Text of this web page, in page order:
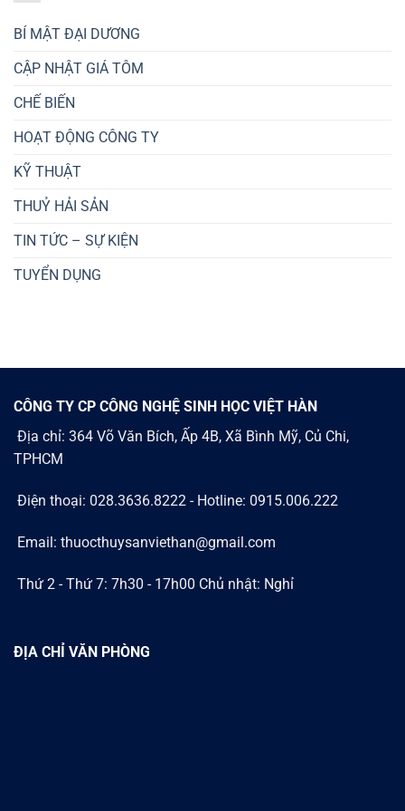
BÍ MẬT ĐẠI DƯƠNG
CẬP NHẬT GIÁ TÔM
CHẾ BIẾN
HOẠT ĐỘNG CÔNG TY
KỸ THUẬT
THUỶ HẢI SẢN
TIN TỨC – SỰ KIỆN
TUYỂN DỤNG
CÔNG TY CP CÔNG NGHỆ SINH HỌC VIỆT HÀN
Địa chỉ: 364 Võ Văn Bích, Ấp 4B, Xã Bình Mỹ, Củ Chi,
TPHCM
Điện thoại: 028.3636.8222 - Hotline: 0915.006.222
Email: thuocthuysanviethan@gmail.com
Thứ 2 - Thứ 7: 7h30 - 17h00 Chủ nhật: Nghỉ
ĐỊA CHỈ VĂN PHÒNG